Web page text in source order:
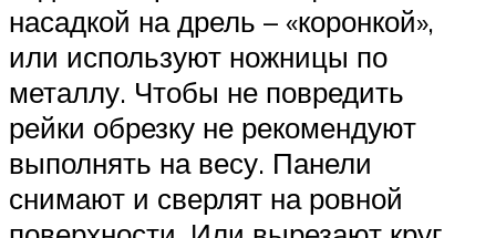
насадкой на дрель – «коронкой»,
или используют ножницы по
металлу. Чтобы не повредить
рейки обрезку не рекомендуют
выполнять на весу. Панели
снимают и сверлят на ровной